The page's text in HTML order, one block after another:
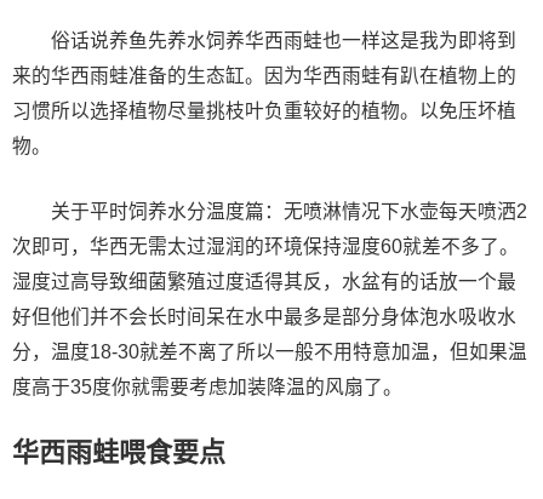
俗话说养鱼先养水饲养华西雨蛙也一样这是我为即将到
来的华西雨蛙准备的生态缸。因为华西雨蛙有趴在植物上的
习惯所以选择植物尽量挑枝叶负重较好的植物。以免压坏植
物。
关于平时饲养水分温度篇：无喷淋情况下水壶每天喷洒2
次即可，华西无需太过湿润的环境保持湿度60就差不多了。
湿度过高导致细菌繁殖过度适得其反，水盆有的话放一个最
好但他们并不会长时间呆在水中最多是部分身体泡水吸收水
分，温度18-30就差不离了所以一般不用特意加温，但如果温
度高于35度你就需要考虑加装降温的风扇了。
华西雨蛙喂食要点